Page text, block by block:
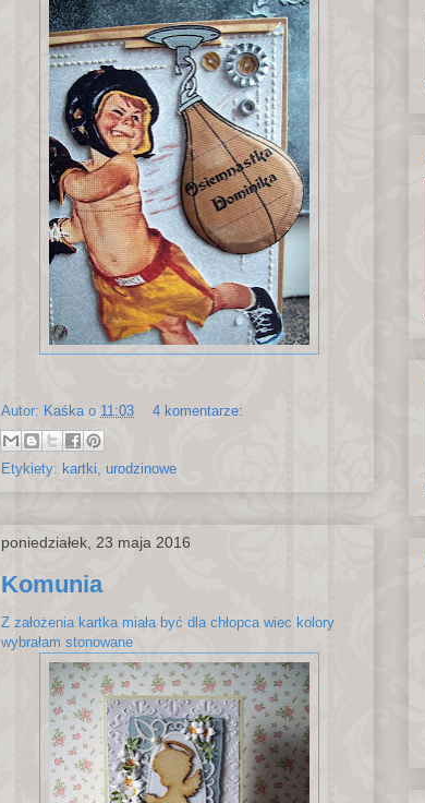
Autor: Kaśka o 11:03 4 komentarze:
Etykiety: kartki urodzinowe
poniedziałek, 23 maja 2016
Komunia
Z założenia kartka miała być dla chłopca wiec kolory
wybrałam stonowane